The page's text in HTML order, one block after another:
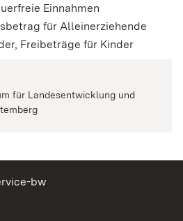
Einnahmen
für Alleinerziehende
Freibeträge für Kinder
für Landesentwicklung und
bw